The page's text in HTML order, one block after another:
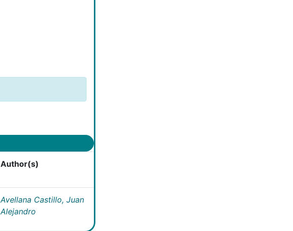
Author(s)
Avellana Castillo, Juan
Alejandro